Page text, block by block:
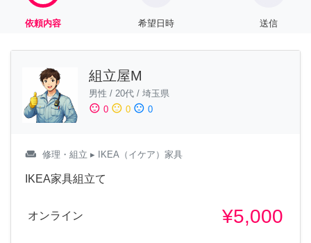
依頼内容 希望日時 送信
組立屋M
男性 / 20代 / 埼玉県
sentiment_satisfied 0 sentiment_neutral 0 sentiment_dissatisfied 0
weekend 修理・組立 ▸ IKEA（イケア）家具
IKEA家具組立て
オンライン ¥5,000